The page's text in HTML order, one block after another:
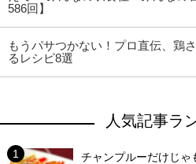
586回】
もうパサつかない！プロ直伝、鶏
るレシピ8選
人気記事ラ
チャンプルーだけじゃ